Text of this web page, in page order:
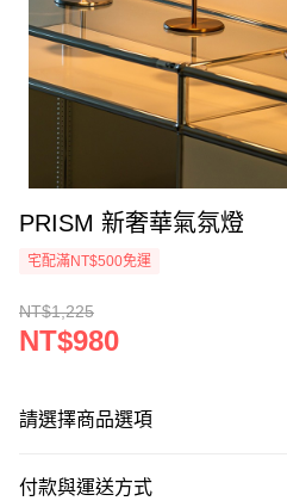
PRISM 新奢華氣氛燈
宅配滿NT$500免運
NT$1,225
NT$980
請選擇商品選項
付款與運送方式